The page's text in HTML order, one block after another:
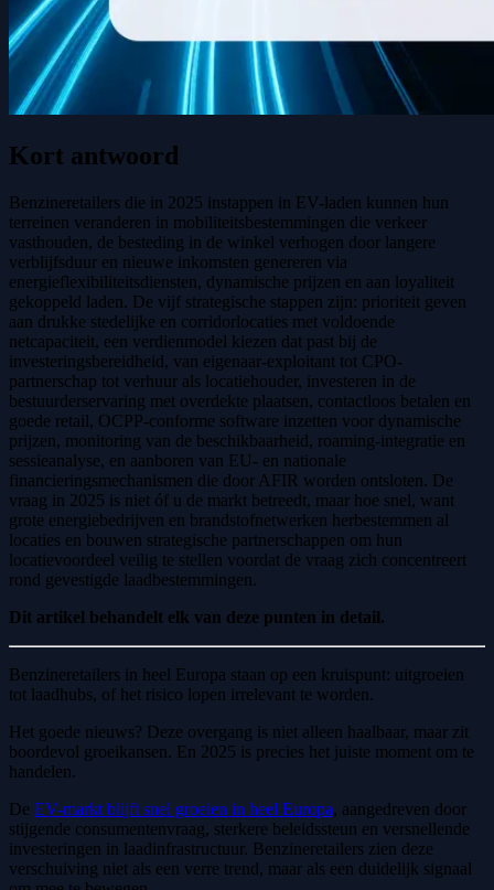
Kort antwoord
Benzineretailers die in 2025 instappen in EV-laden kunnen hun
terreinen veranderen in mobiliteitsbestemmingen die verkeer
vasthouden, de besteding in de winkel verhogen door langere
verblijfsduur en nieuwe inkomsten genereren via
energieflexibiliteitsdiensten, dynamische prijzen en aan loyaliteit
gekoppeld laden. De vijf strategische stappen zijn: prioriteit geven
aan drukke stedelijke en corridorlocaties met voldoende
netcapaciteit, een verdienmodel kiezen dat past bij de
investeringsbereidheid, van eigenaar-exploitant tot CPO-
partnerschap tot verhuur als locatiehouder, investeren in de
bestuurderservaring met overdekte plaatsen, contactloos betalen en
goede retail, OCPP-conforme software inzetten voor dynamische
prijzen, monitoring van de beschikbaarheid, roaming-integratie en
sessieanalyse, en aanboren van EU- en nationale
financieringsmechanismen die door AFIR worden ontsloten. De
vraag in 2025 is niet óf u de markt betreedt, maar hoe snel, want
grote energiebedrijven en brandstofnetwerken herbestemmen al
locaties en bouwen strategische partnerschappen om hun
locatievoordeel veilig te stellen voordat de vraag zich concentreert
rond gevestigde laadbestemmingen.
Dit artikel behandelt elk van deze punten in detail.
Benzineretailers in heel Europa staan op een kruispunt: uitgroeien
tot laadhubs, of het risico lopen irrelevant te worden.
Het goede nieuws? Deze overgang is niet alleen haalbaar, maar zit
boordevol groeikansen. En 2025 is precies het juiste moment om te
handelen.
De EV-markt blijft snel groeien in heel Europa, aangedreven door
stijgende consumentenvraag, sterkere beleidssteun en versnellende
investeringen in laadinfrastructuur. Benzineretailers zien deze
verschuiving niet als een verre trend, maar als een duidelijk signaal